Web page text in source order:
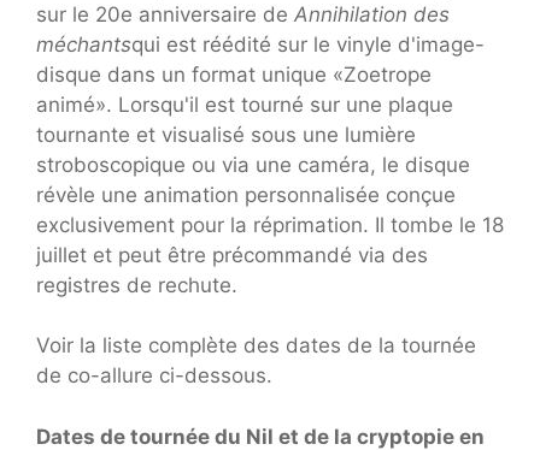
sur le 20e anniversaire de Annihilation des
méchantsqui est réédité sur le vinyle d'image-
disque dans un format unique «Zoetrope
animé». Lorsqu'il est tourné sur une plaque
tournante et visualisé sous une lumière
stroboscopique ou via une caméra, le disque
révèle une animation personnalisée conçue
exclusivement pour la réprimation. Il tombe le 18
juillet et peut être précommandé via des
registres de rechute.
Voir la liste complète des dates de la tournée
de co-allure ci-dessous.
Dates de tournée du Nil et de la cryptopie en